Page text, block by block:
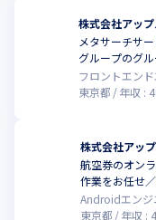
株式会社アッ
メタサーチサ
グループのグ
フロントエン
東京都
年収 :
株式会社アッ
航空券のオン
作業をお任せ
Androidエンジ
東京都
年収 :